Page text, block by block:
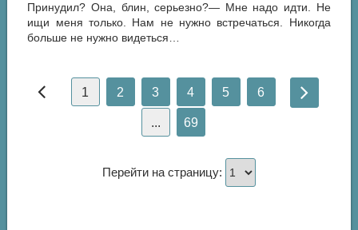
Принудил? Она, блин, серьезно?— Мне надо идти. Не
ищи меня только. Нам не нужно встречаться. Никогда
больше не нужно видеться…
1 2 3 4 5 6
... 69
Перейти на страницу: